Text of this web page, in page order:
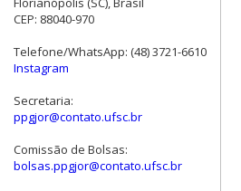
CEP: 88040-970
Telefone/WhatsApp: (48) 3721-6610
Instagram
Secretaria:
ppgjor@contato.ufsc.br
Comissão de Bolsas:
bolsas.ppgjor@contato.ufsc.br